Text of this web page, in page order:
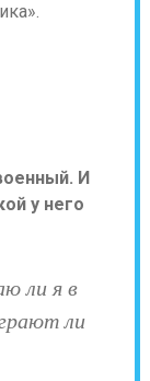
И
у него
ли я в
ли